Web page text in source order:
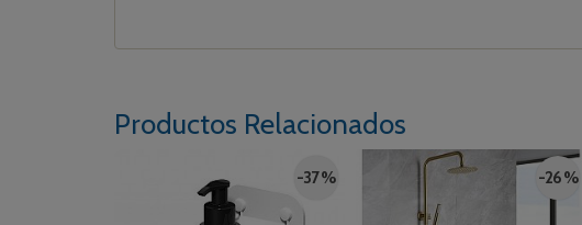
Productos Relacionados
-37 % -26 %